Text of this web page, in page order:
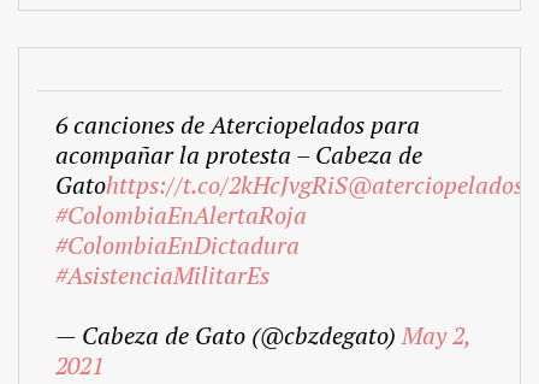
6 canciones de Aterciopelados para
acompañar la protesta – Cabeza de
Gatohttps://t.co/2kHcJvgRiS@aterciopelados
#ColombiaEnAlertaRoja
#ColombiaEnDictadura
#AsistenciaMilitarEs
— Cabeza de Gato (@cbzdegato)May 2,
2021